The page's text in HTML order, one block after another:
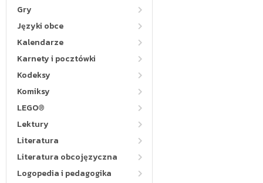
Gry
Języki obce
Kalendarze
Karnety i pocztówki
Kodeksy
Komiksy
LEGO®
Lektury
Literatura
Literatura obcojęzyczna
Logopedia i pedagogika